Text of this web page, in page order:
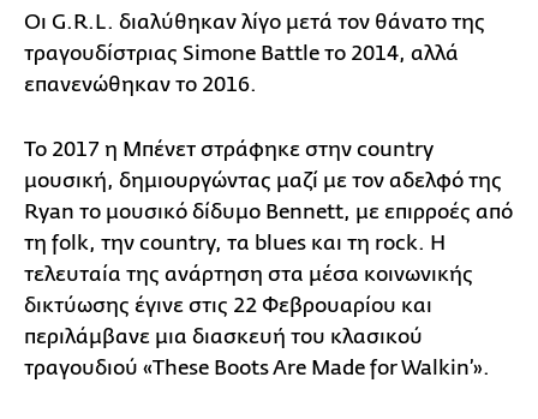
Οι G.R.L. διαλύθηκαν λίγο μετά τον θάνατο της
τραγουδίστριας Simone Battle το 2014, αλλά
επανενώθηκαν το 2016.
Το 2017 η Μπένετ στράφηκε στην country
μουσική, δημιουργώντας μαζί με τον αδελφό της
Ryan το μουσικό δίδυμο Bennett, με επιρροές από
τη folk, την country, τα blues και τη rock. Η
τελευταία της ανάρτηση στα μέσα κοινωνικής
δικτύωσης έγινε στις 22 Φεβρουαρίου και
περιλάμβανε μια διασκευή του κλασικού
τραγουδιού «These Boots Are Made for Walkin’».